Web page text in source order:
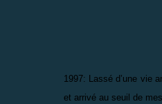
1997: Lassé d’une vie
et arrivé au seuil de